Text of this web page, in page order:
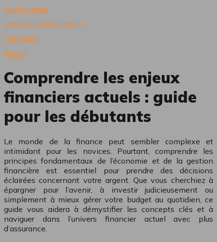
Technologie
Travaux & Rénovation
Véhicules
Divers
Comprendre les enjeux
financiers actuels : guide
pour les débutants
Le monde de la finance peut sembler complexe et
intimidant pour les novices. Pourtant, comprendre les
principes fondamentaux de l’économie et de la gestion
financière est essentiel pour prendre des décisions
éclairées concernant votre argent. Que vous cherchiez à
épargner pour l’avenir, à investir judicieusement ou
simplement à mieux gérer votre budget au quotidien, ce
guide vous aidera à démystifier les concepts clés et à
naviguer dans l’univers financier actuel avec plus
d’assurance.